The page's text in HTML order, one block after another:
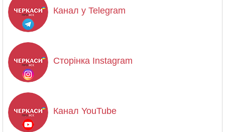
Канал у Telegram
Сторінка Instagram
Канал YouTube